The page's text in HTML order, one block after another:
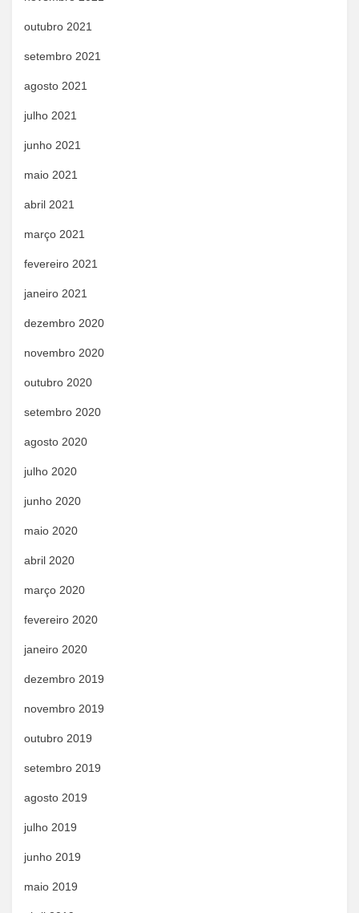
outubro 2021
setembro 2021
agosto 2021
julho 2021
junho 2021
maio 2021
abril 2021
março 2021
fevereiro 2021
janeiro 2021
dezembro 2020
novembro 2020
outubro 2020
setembro 2020
agosto 2020
julho 2020
junho 2020
maio 2020
abril 2020
março 2020
fevereiro 2020
janeiro 2020
dezembro 2019
novembro 2019
outubro 2019
setembro 2019
agosto 2019
julho 2019
junho 2019
maio 2019